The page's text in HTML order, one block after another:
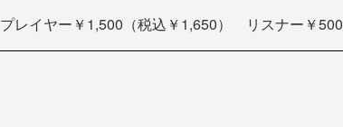
プレイヤー￥1,500（税込￥1,650） リスナー￥500